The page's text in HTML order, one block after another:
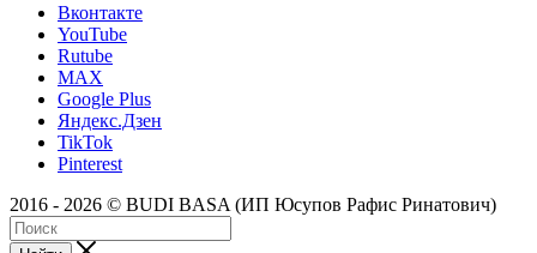
Вконтакте
YouTube
Rutube
MAX
Google Plus
Яндекс.Дзен
TikTok
Pinterest
2016 - 2026 © BUDI BASA (ИП Юсупов Рафис Ринатович)